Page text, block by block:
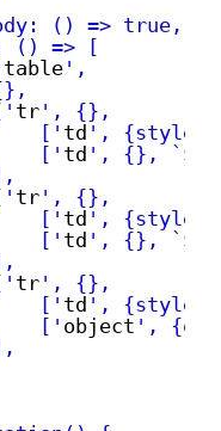
() => true,
() => [
table ',
tr ', {},
[' td ', {style:
[' td ', {},
tr ', {},
[' td ', {style:
[' td ', {},
tr ', {},
[' td ', {style:
[' object ',